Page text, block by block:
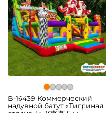
B-16439 Коммерческий
надувной батут «Тигриная